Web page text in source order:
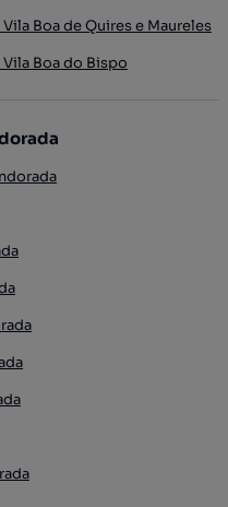
Boa de Quires e Maureles
Boa do Bispo